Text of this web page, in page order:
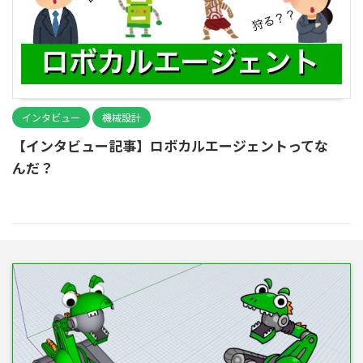
インタビュー 機械設計
【インタビュー記事】ロボカルエージェントってな
んだ？